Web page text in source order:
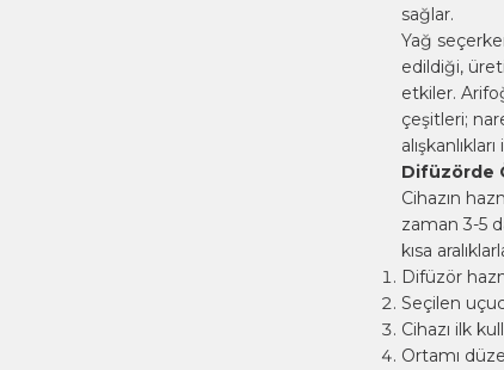
sağlar.
Yağ
edildiği,
etkiler.
çeşitleri;
Difüzörde
Cihazın
zaman 3-5
kısa
Difüzör
Seçilen
Cihazı ilk
Ortamı